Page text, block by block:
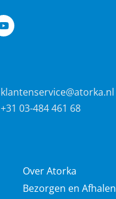
Over Atorka
Bezorgen en Afhalen
klantenservice@atorka.nl
+31 03-484 461 68